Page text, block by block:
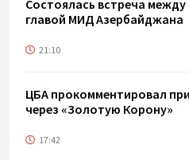
Состоялась встреча
главой МИД Азербайджана
21:10
ЦБА прокомментировал
через «Золотую Корону»
17:42